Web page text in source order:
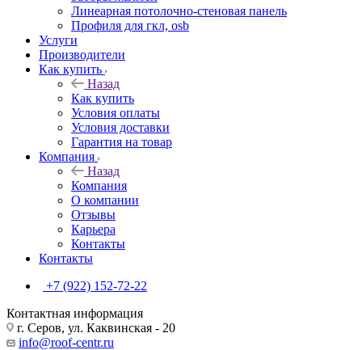
Линеарная потолочно-стеновая панель
Профиля для гкл, osb
Услуги
Производители
Как купить
Назад
Как купить
Условия оплаты
Условия доставки
Гарантия на товар
Компания
Назад
Компания
О компании
Отзывы
Карьера
Контакты
Контакты
+7 (922) 152-72-22
Контактная информация
г. Серов, ул. Каквинская - 20
info@roof-centr.ru